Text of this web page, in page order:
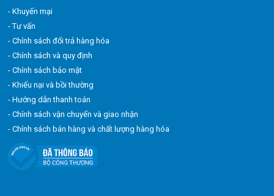
- Khuyến mại
- Tư vấn
- Chính sách đổi trả hàng hóa
- Chính sách và quy định
- Chính sách bảo mật
- Khiếu nại và bồi thường
- Hướng dẫn thanh toán
- Chính sách vận chuyển và giao nhận
- Chính sách bán hàng và chất lượng hàng hóa